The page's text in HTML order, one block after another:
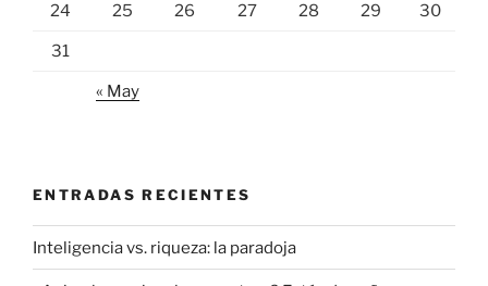
24 25 26 27 28 29 30
31
« May
ENTRADAS RECIENTES
Inteligencia vs. riqueza: la paradoja